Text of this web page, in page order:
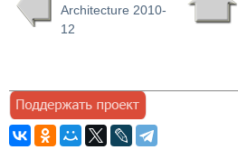
Architecture 2010-
12